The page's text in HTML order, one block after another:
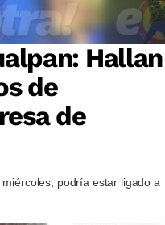
Hallan
de
de
podría estar ligado a